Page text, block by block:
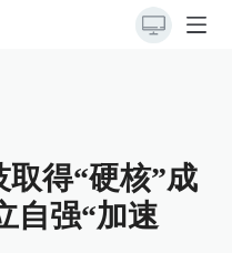
取得“硬核”成
自强“加速